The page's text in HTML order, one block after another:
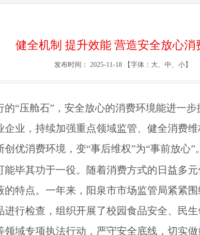
健全机制 提升效能 营造安全放心消
发布时间： 2025-11-18 【字体： 大、 中 、 小】
的“压舱石”，安全放心的消费环境能进一
业，持续加强重点领域监管、健全消费
优消费环境，变“事后维权”为“事前放心”。
能毕其功于一役。随着消费方式的日益多
特点。 一年来 ，阳泉市市场监管局紧紧
进行检查，组织开展了校园食品安全、民
域专项执法行动，严守安全底线，切实做